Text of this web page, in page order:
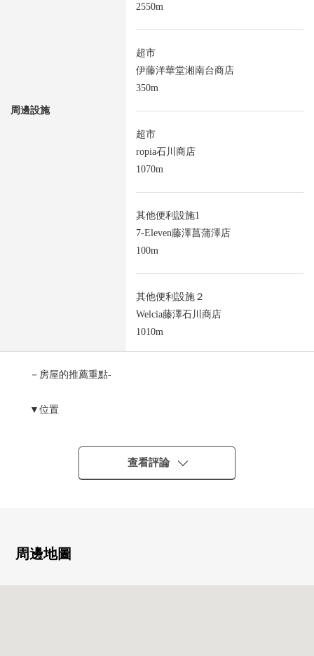
周邊設施
2550m
超市
伊藤洋華堂湘南台商店
350m
超市
ropia石川商店
1070m
其他便利設施1
7-Eleven藤澤菖蒲澤店
100m
其他便利設施２
Welcia藤澤石川商店
1010m
－房屋的推薦重點-
▼位置
相模鐵道泉野線"湘南台"車站公共汽車13分"南大山"停歩4
・能在喜歡的House廠商要建築。
查看評論
周邊地圖